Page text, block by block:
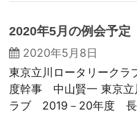
2020年5月の例会予定
2020年5月8日
東京立川ロータリーク
度幹事 中山賢一 東京立
ラブ 2019－20年度 長